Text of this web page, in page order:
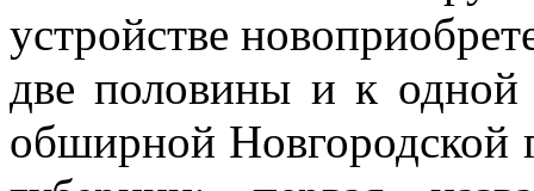
устройстве
две половины и к одной
обширной Новгородской